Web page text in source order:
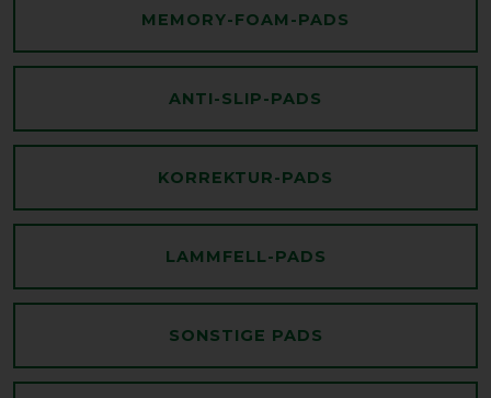
MEMORY-FOAM-PADS
ANTI-SLIP-PADS
KORREKTUR-PADS
LAMMFELL-PADS
SONSTIGE PADS